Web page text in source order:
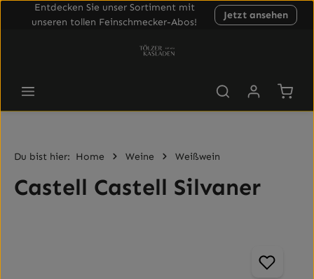
Entdecken Sie unser Sortiment mit
unseren tollen Feinschmecker-Abos!
Jetzt ansehen
Du bist hier: Home Weine Weißwein
Castell Castell Silvaner